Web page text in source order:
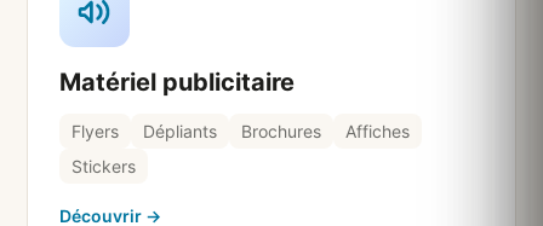
Matériel publicitaire
Flyers Dépliants Brochures
Affiches
Stickers
Découvrir →